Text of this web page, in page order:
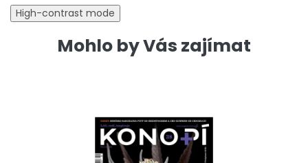
High-contrast mode
Mohlo by Vás zajímat